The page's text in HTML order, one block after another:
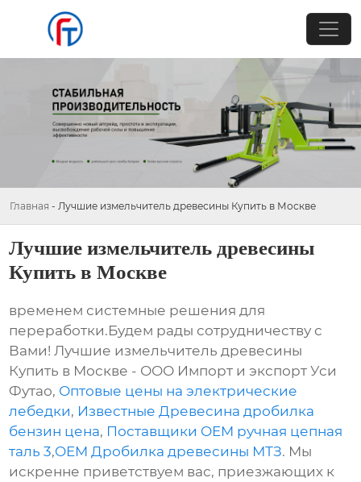
Главная - Лучшие измельчитель древесины Купить в Москве
Лучшие измельчитель древесины
Купить в Москве
временем системные решения для
переработки.Будем рады сотрудничеству с
Вами! Лучшие измельчитель древесины
Купить в Москве - ООО Импорт и экспорт Уси
Футао, Оптовые цены на электрические
лебедки, Известные Древесина дробилка
бензин цена, Поставщики OEM ручная цепная
таль 3,OEM Дробилка древесины МТЗ. Мы
искренне приветствуем вас, приезжающих к